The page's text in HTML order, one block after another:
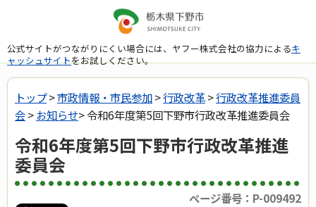
公式サイトがつながりにくい場合には、ヤフー株式会社の協力によるキ
ャッシュサイトをお試しください。
トップ>市政情報・市民参加>行政改革>行政改革推進委員
会>お知らせ> 令和6年度第5回下野市行政改革推進委員会
令和6年度第5回下野市行政改革推進
委員会
ページ番号：P-009492